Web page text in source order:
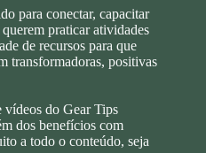
para conectar, capacitar
praticar atividades
de recursos para que
transformadoras, positivas
vídeos do Gear Tips
dos benefícios com
a todo o conteúdo, seja